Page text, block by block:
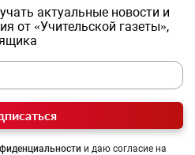
актуальные новости и
от «Учительской газеты»,
и даю согласие на